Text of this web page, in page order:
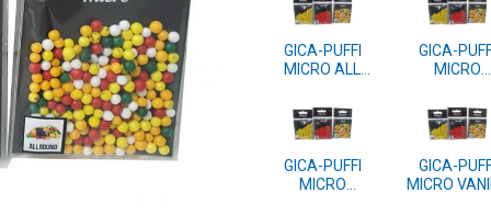
GICA-PUFFI
MICRO ALL
GICA-
MICRO
GICA-PUFFI
MICRO
GICA-
MICRO